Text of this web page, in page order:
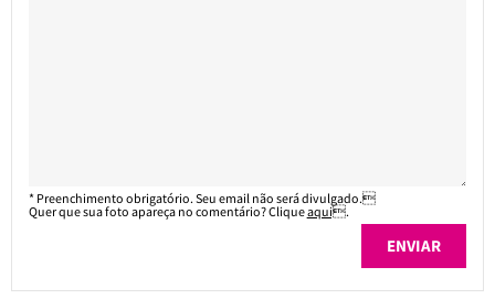
* Preenchimento obrigatório. Seu email não será divulgado.
Quer que sua foto apareça no comentário? Cliqueaqui.